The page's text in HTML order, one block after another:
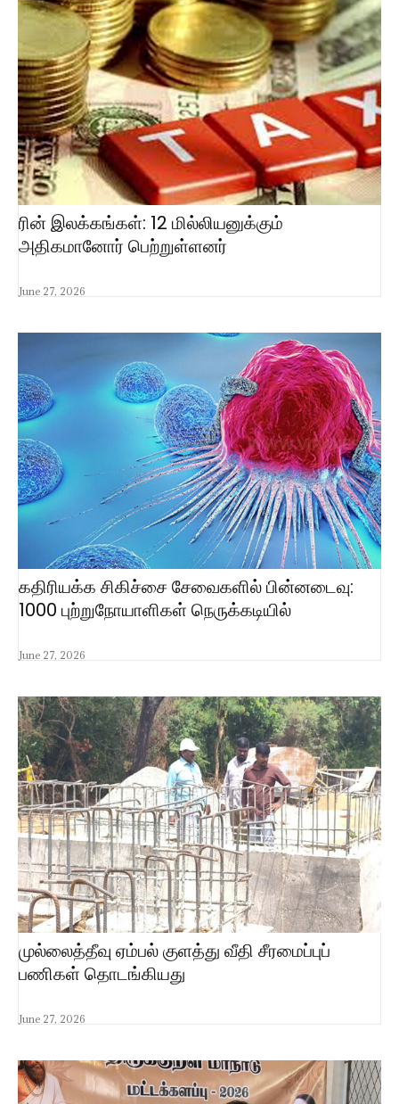
ரின் இலக்கங்கள்: 12 மில்லியனுக்கும்
அதிகமானோர் பெற்றுள்ளனர்
June 27, 2026
கதிரியக்க சிகிச்சை சேவைகளில் பின்னடைவு:
1000 புற்றுநோயாளிகள் நெருக்கடியில்
June 27, 2026
முல்லைத்தீவு ஏம்பல் குளத்து வீதி சீரமைப்புப்
பணிகள் தொடங்கியது
June 27, 2026